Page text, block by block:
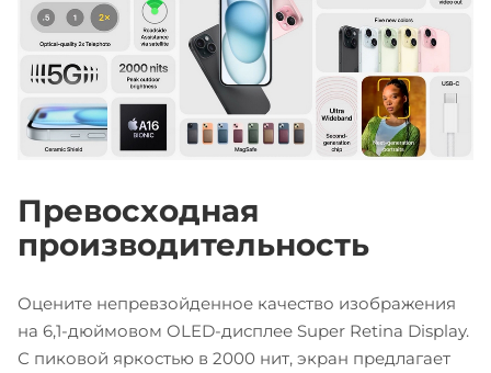
Превосходная
производительность
Оцените непревзойденное качество изображения
на 6,1-дюймовом OLED-дисплее Super Retina Display.
С пиковой яркостью в 2000 нит, экран предлагает